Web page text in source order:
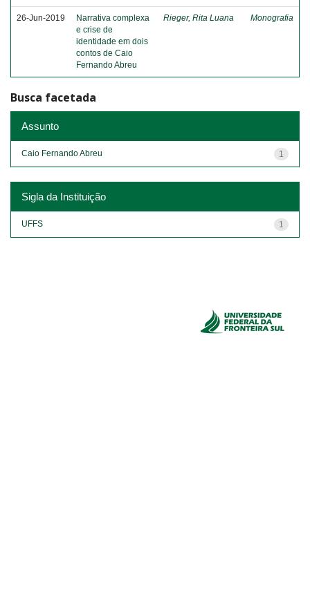
26-Jun-2019
Narrativa complexa
e crise de
identidade em dois
contos de Caio
Fernando Abreu
Rieger, Rita Luana Monografia
Busca facetada
Assunto
1
Caio Fernando Abreu
Sigla da Instituição
1
UFFS